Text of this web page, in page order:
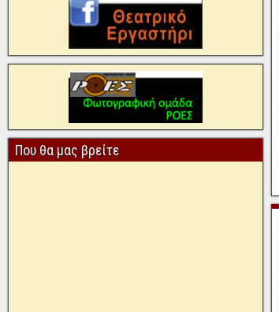
Που θα μας βρείτε